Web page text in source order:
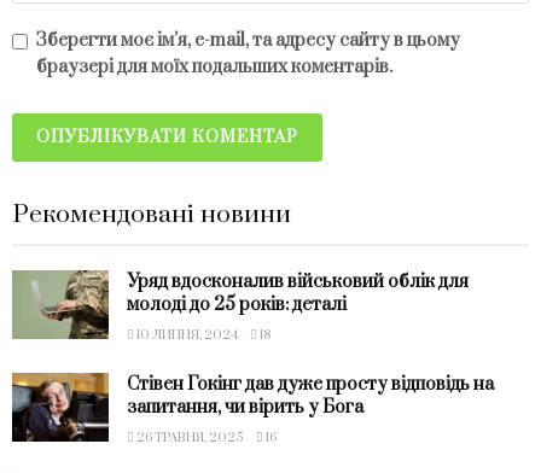
Зберегти моє ім'я, e-mail, та адресу сайту в цьому
браузері для моїх подальших коментарів.
Рекомендовані новини
Уряд вдосконалив військовий облік для
молоді до 25 років: деталі
10 ЛИПНЯ, 2024 18
Стівен Гокінг дав дуже просту відповідь на
запитання, чи вірить у Бога
26 ТРАВНЯ, 2025 16